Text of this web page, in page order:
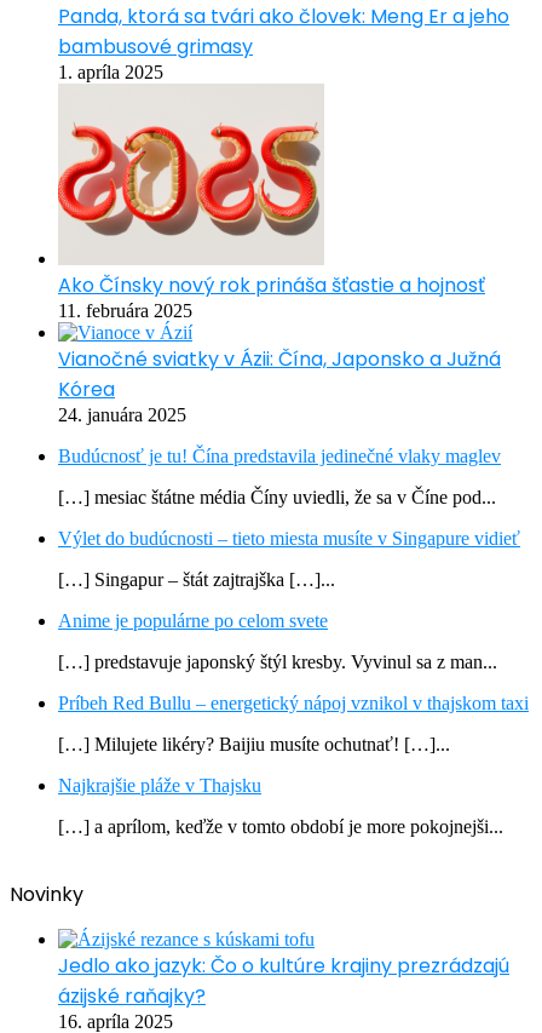
Panda, ktorá sa tvári ako človek: Meng Er a jeho
bambusové grimasy
1. apríla 2025
Ako Čínsky nový rok prináša šťastie a hojnosť
11. februára 2025
Vianočné sviatky v Ázii: Čína, Japonsko a Južná
Kórea
24. januára 2025
Budúcnosť je tu! Čína predstavila jedinečné vlaky maglev
[…] mesiac štátne média Číny uviedli, že sa v Číne pod...
Výlet do budúcnosti – tieto miesta musíte v Singapure vidieť
[…] Singapur – štát zajtrajška […]...
Anime je populárne po celom svete
[…] predstavuje japonský štýl kresby. Vyvinul sa z man...
Príbeh Red Bullu – energetický nápoj vznikol v thajskom taxi
[…] Milujete likéry? Baijiu musíte ochutnať! […]...
Najkrajšie pláže v Thajsku
[…] a aprílom, keďže v tomto období je more pokojnejši...
Novinky
Jedlo ako jazyk: Čo o kultúre krajiny prezrádzajú
ázijské raňajky?
16. apríla 2025